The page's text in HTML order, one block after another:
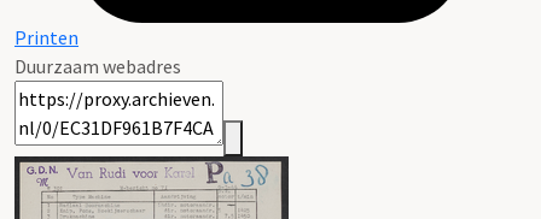
Printen
Duurzaam webadres